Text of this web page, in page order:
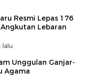
Resmi Lepas 176
Lebaran
lalu
Unggulan Ganjar-
Agama